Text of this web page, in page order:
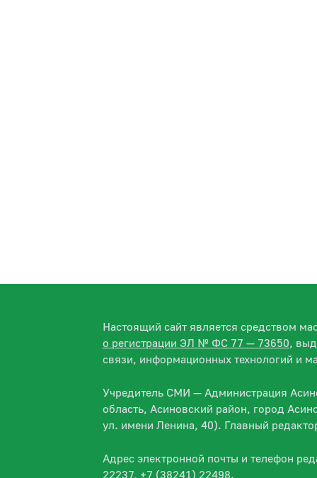
Настоящий сайт является средством
о регистрации ЭЛ № ФС 77 — 73650,
связи, информационных технологий и
Учредитель СМИ — Администрация
область, Асиновский район, город
ул. имени Ленина, 40). Главный
Адрес электронной почты и телефон
22237, +7 (38241) 22498.